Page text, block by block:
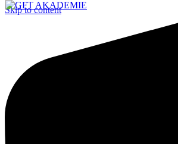
Skip to content